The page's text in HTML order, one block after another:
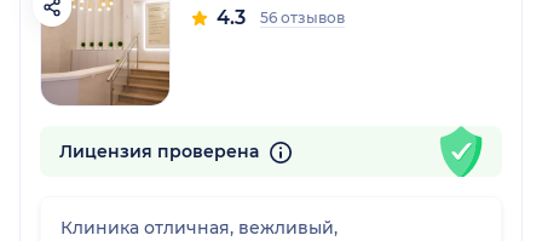
4.3 56 отзывов
Лицензия проверена
Клиника отличная, вежливый,